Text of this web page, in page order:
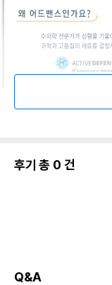
후기 총 0 건
Q&A